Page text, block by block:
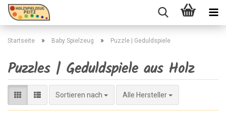
Startseite » Baby Spielzeug » Puzzle | Geduldspiele
Puzzles | Geduldspiele aus Holz
Sortieren nach
Sortieren nach Alle Hersteller